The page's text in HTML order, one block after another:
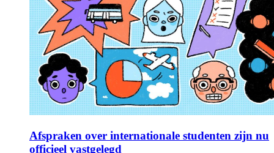
Afspraken over internationale studenten zijn nu
officieel vastgelegd